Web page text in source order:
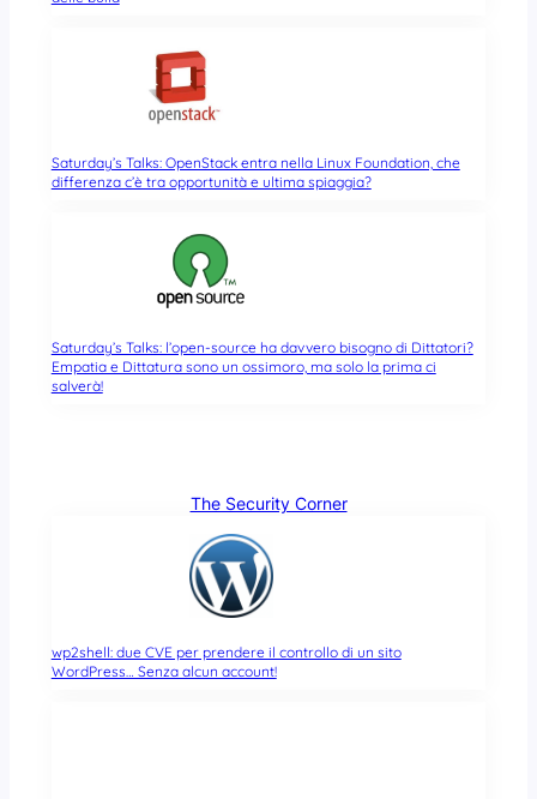
Saturday’s Talks: OpenStack entra nella Linux Foundation, che
differenza c’è tra opportunità e ultima spiaggia?
Saturday’s Talks: l’open-source ha davvero bisogno di Dittatori?
Empatia e Dittatura sono un ossimoro, ma solo la prima ci
salverà!
The Security Corner
wp2shell: due CVE per prendere il controllo di un sito
WordPress… Senza alcun account!